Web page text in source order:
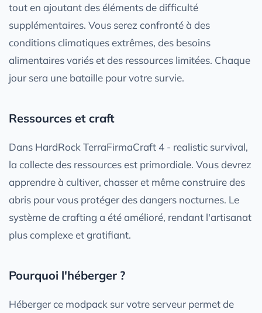
tout en ajoutant des éléments de difficulté
supplémentaires. Vous serez confronté à des
conditions climatiques extrêmes, des besoins
alimentaires variés et des ressources limitées. Chaque
jour sera une bataille pour votre survie.
Ressources et craft
Dans HardRock TerraFirmaCraft 4 - realistic survival,
la collecte des ressources est primordiale. Vous devrez
apprendre à cultiver, chasser et même construire des
abris pour vous protéger des dangers nocturnes. Le
système de crafting a été amélioré, rendant l'artisanat
plus complexe et gratifiant.
Pourquoi l'héberger ?
Héberger ce modpack sur votre serveur permet de